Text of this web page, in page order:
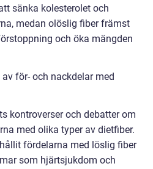
sänka kolesterolet och
medan olöslig fiber främst
och öka mängden
för- och nackdelar med
kontroverser och debatter om
med olika typer av dietfiber.
fördelarna med löslig fiber
som hjärtsjukdom och